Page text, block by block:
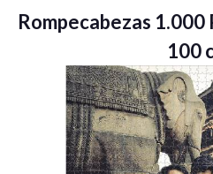
Rompecabezas 1.000
100